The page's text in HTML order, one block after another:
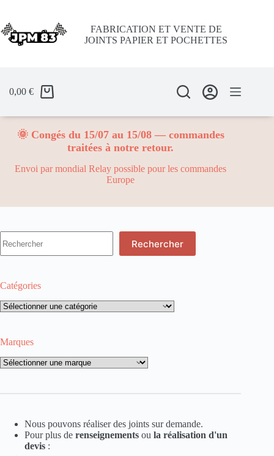
contenu
FABRICATION ET VENTE DE
JOINTS PAPIER ET POCHETTES
0,00 €
🌞 Congés du 15/07 au 15/08 — commandes
traitées à notre retour.
Envoi par mondial Relay possible pour les commandes
Europe
Rechercher
résultat
Catégories
Catégories
Marques
Marques
Nous pouvons réaliser des joints sur demande.
Pour plus de renseignements ou la réalisation d'un
devis :